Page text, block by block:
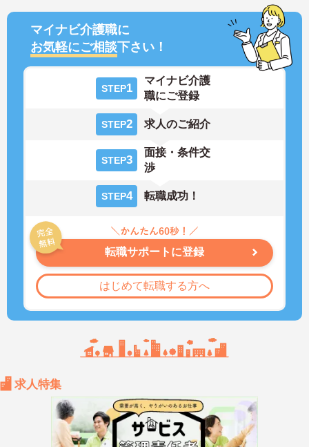
マイナビ介護職に
お気軽にご相談下さい！
STEP1
マイナビ介護
職にご登録
STEP2 求人のご紹介
STEP3
面接・条件交
渉
STEP4 転職成功！
転職サポートに登録
はじめて転職する方へ
求人特集